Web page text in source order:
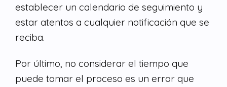
establecer un calendario de seguimiento y
estar atentos a cualquier notificación que se
reciba.
Por último, no considerar el tiempo que
puede tomar el proceso es un error que